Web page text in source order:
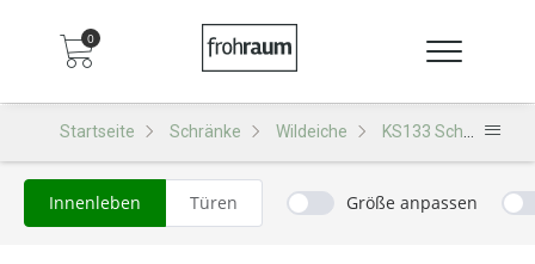
0
Startseite Schränke Wildeiche KS133 Schrank
Innenleben Türen Größe anpassen